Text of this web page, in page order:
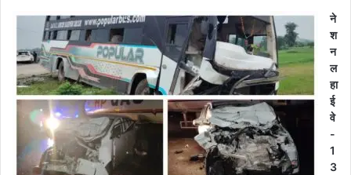
ने
श
न
ल
हा
ई
वे
-
1
3